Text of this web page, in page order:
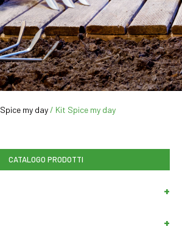
Spice my day / Kit Spice my day
CATALOGO PRODOTTI